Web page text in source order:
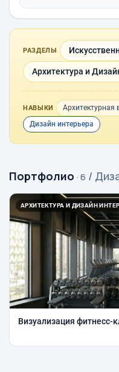
РАЗДЕЛЫ
Архитектура и
НАВЫКИ Архитектурная
Дизайн интерьера
Портфолио · 6 /
АРХИТЕКТУРА И ДИЗАЙН
Визуализация фитнесс-